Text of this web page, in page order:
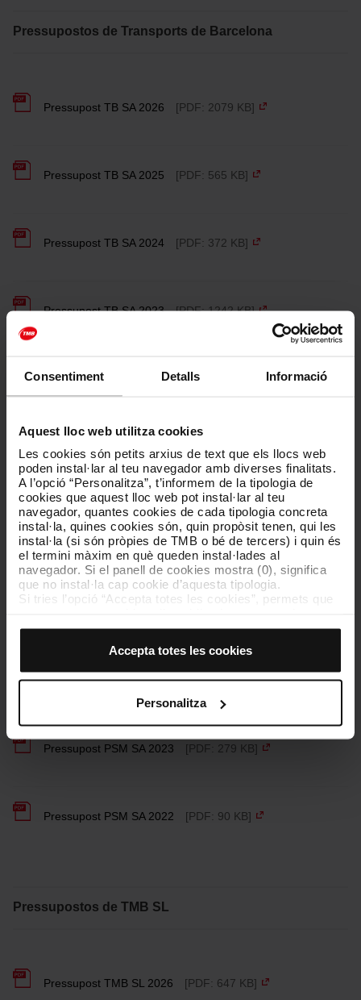
Consentiment Detalls Informació
Aquest lloc web utilitza cookies
Les cookies són petits arxius de text que els llocs web
poden instal·lar al teu navegador amb diverses finalitats.
A l’opció “Personalitza”, t’informem de la tipologia de
cookies que aquest lloc web pot instal·lar al teu
navegador, quantes cookies de cada tipologia concreta
instal·la, quines cookies són, quin propòsit tenen, qui les
instal·la (si són pròpies de TMB o bé de tercers) i quin és
el termini màxim en què queden instal·lades al
navegador. Si el panell de cookies mostra (0), significa
que no instal·la cap cookie d’aquesta tipologia.
Si tries l’opció “Accepta totes les cookies”, permets que
El selector que es troba a la dreta de cada tipologia de
cookies d’aquella classe.
Un cop hagis marcat les teves preferències, has de fer
clic sobre “Selecciona i configura”. Així, s’instal·laran
només les cookies de la tipologia que hagis seleccionat
personalització, perquè permeten recordar les teves
opcions de navegació (com ara l’idioma) i milloren la teva
experiència d’usuari.
pots començar a navegar-hi. Només pots consultar la
nostraPolítica de cookies.
Accepta totes les cookies
Personalitza
Pressupostos de Transports de Barcelona
Pressupost TB SA 2026 [PDF: 2079 KB]
Pressupost TB SA 2025 [PDF: 565 KB]
Pressupost TB SA 2024 [PDF: 372 KB]
Pressupost TB SA 2023 [PDF: 1242 KB]
Pressupost TB SA 2022 [PDF: 5849 KB]
Pressupostos de PSM SA
Pressupost PSM SA 2026 [PDF: 832 KB]
Pressupost PSM SA 2024 [PDF: 867 KB]
Pressupost PSM SA 2023 [PDF: 279 KB]
Pressupost PSM SA 2022 [PDF: 90 KB]
Pressupostos de TMB SL
Pressupost TMB SL 2026 [PDF: 647 KB]